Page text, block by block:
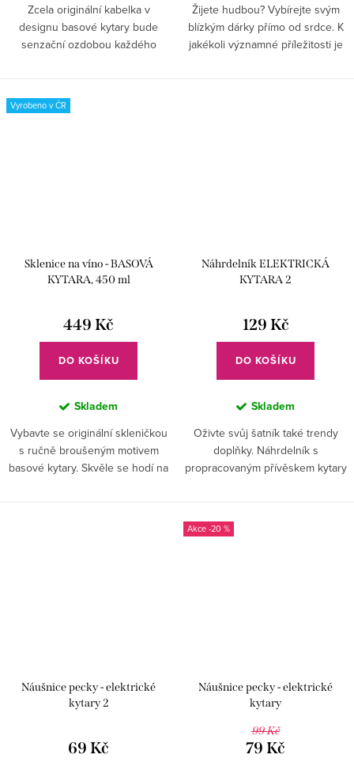
Zcela originální kabelka v
designu basové kytary bude
senzační ozdobou každého
vezmete na sebe.
Žijete hudbou? Vybírejte svým
blízkým dárky přímo od srdce. K
jakékoli významné příležitosti je
Vyrobeno v ČR
Sklenice na víno - BASOVÁ
KYTARA, 450 ml
449 Kč
DO KOŠÍKU
Skladem
Vybavte se originální skleničkou
s ručně broušeným motivem
basové kytary. Skvěle se hodí na
Náhrdelník ELEKTRICKÁ
KYTARA 2
129 Kč
DO KOŠÍKU
Skladem
Oživte svůj šatník také trendy
doplňky. Náhrdelník s
propracovaným přívěskem kytary
Náušnice pecky - elektrické
kytary 2
69 Kč
-20 %
Náušnice pecky - elektrické
kytary
99 Kč
79 Kč